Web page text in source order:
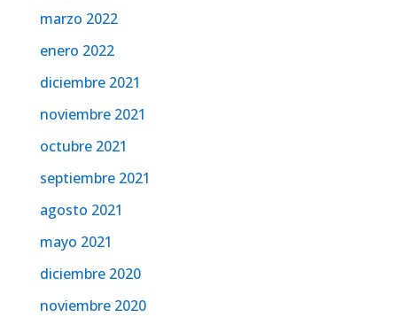
marzo 2022
enero 2022
diciembre 2021
noviembre 2021
octubre 2021
septiembre 2021
agosto 2021
mayo 2021
diciembre 2020
noviembre 2020